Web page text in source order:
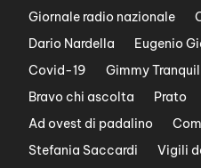
Giornale radio nazionale
Dario Nardella
Eugenio
Covid-19
Gimmy
Bravo chi ascolta
Prato
Ad ovest di padalino
Stefania Saccardi
Vigili